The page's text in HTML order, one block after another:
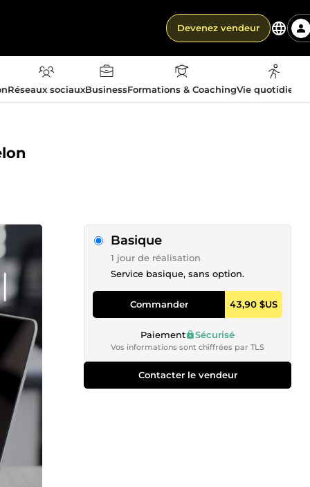
Devenez vendeur
Réseaux sociauxBusinessFormations & CoachingVie
Basique
1 jour de réalisation
Service basique, sans option.
Commander 43,90 $US
Paiement Sécurisé
Vos informations sont chiffrées par TLS
Contacter le vendeur